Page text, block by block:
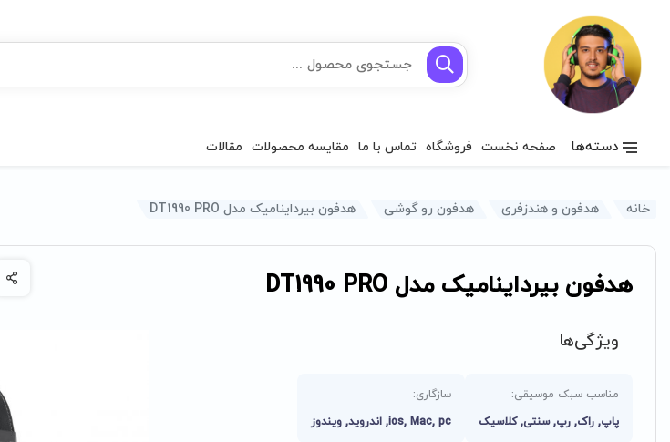
دسته‌ها صفحه نخست فروشگاه تماس با ما مقایسه محصولات مقالات
خانه هدفون و هندزفری هدفون رو گوشی هدفون بیرداینامیک مدل DT1990 PRO
هدفون بیرداینامیک مدل DT1990 PRO
ویژگی‌ها
مناسب سبک موسیقی:
پاپ, راک, رپ, سنتی, کلاسیک
سازگاری:
ios, Mac, pc, اندروید, ویندوز